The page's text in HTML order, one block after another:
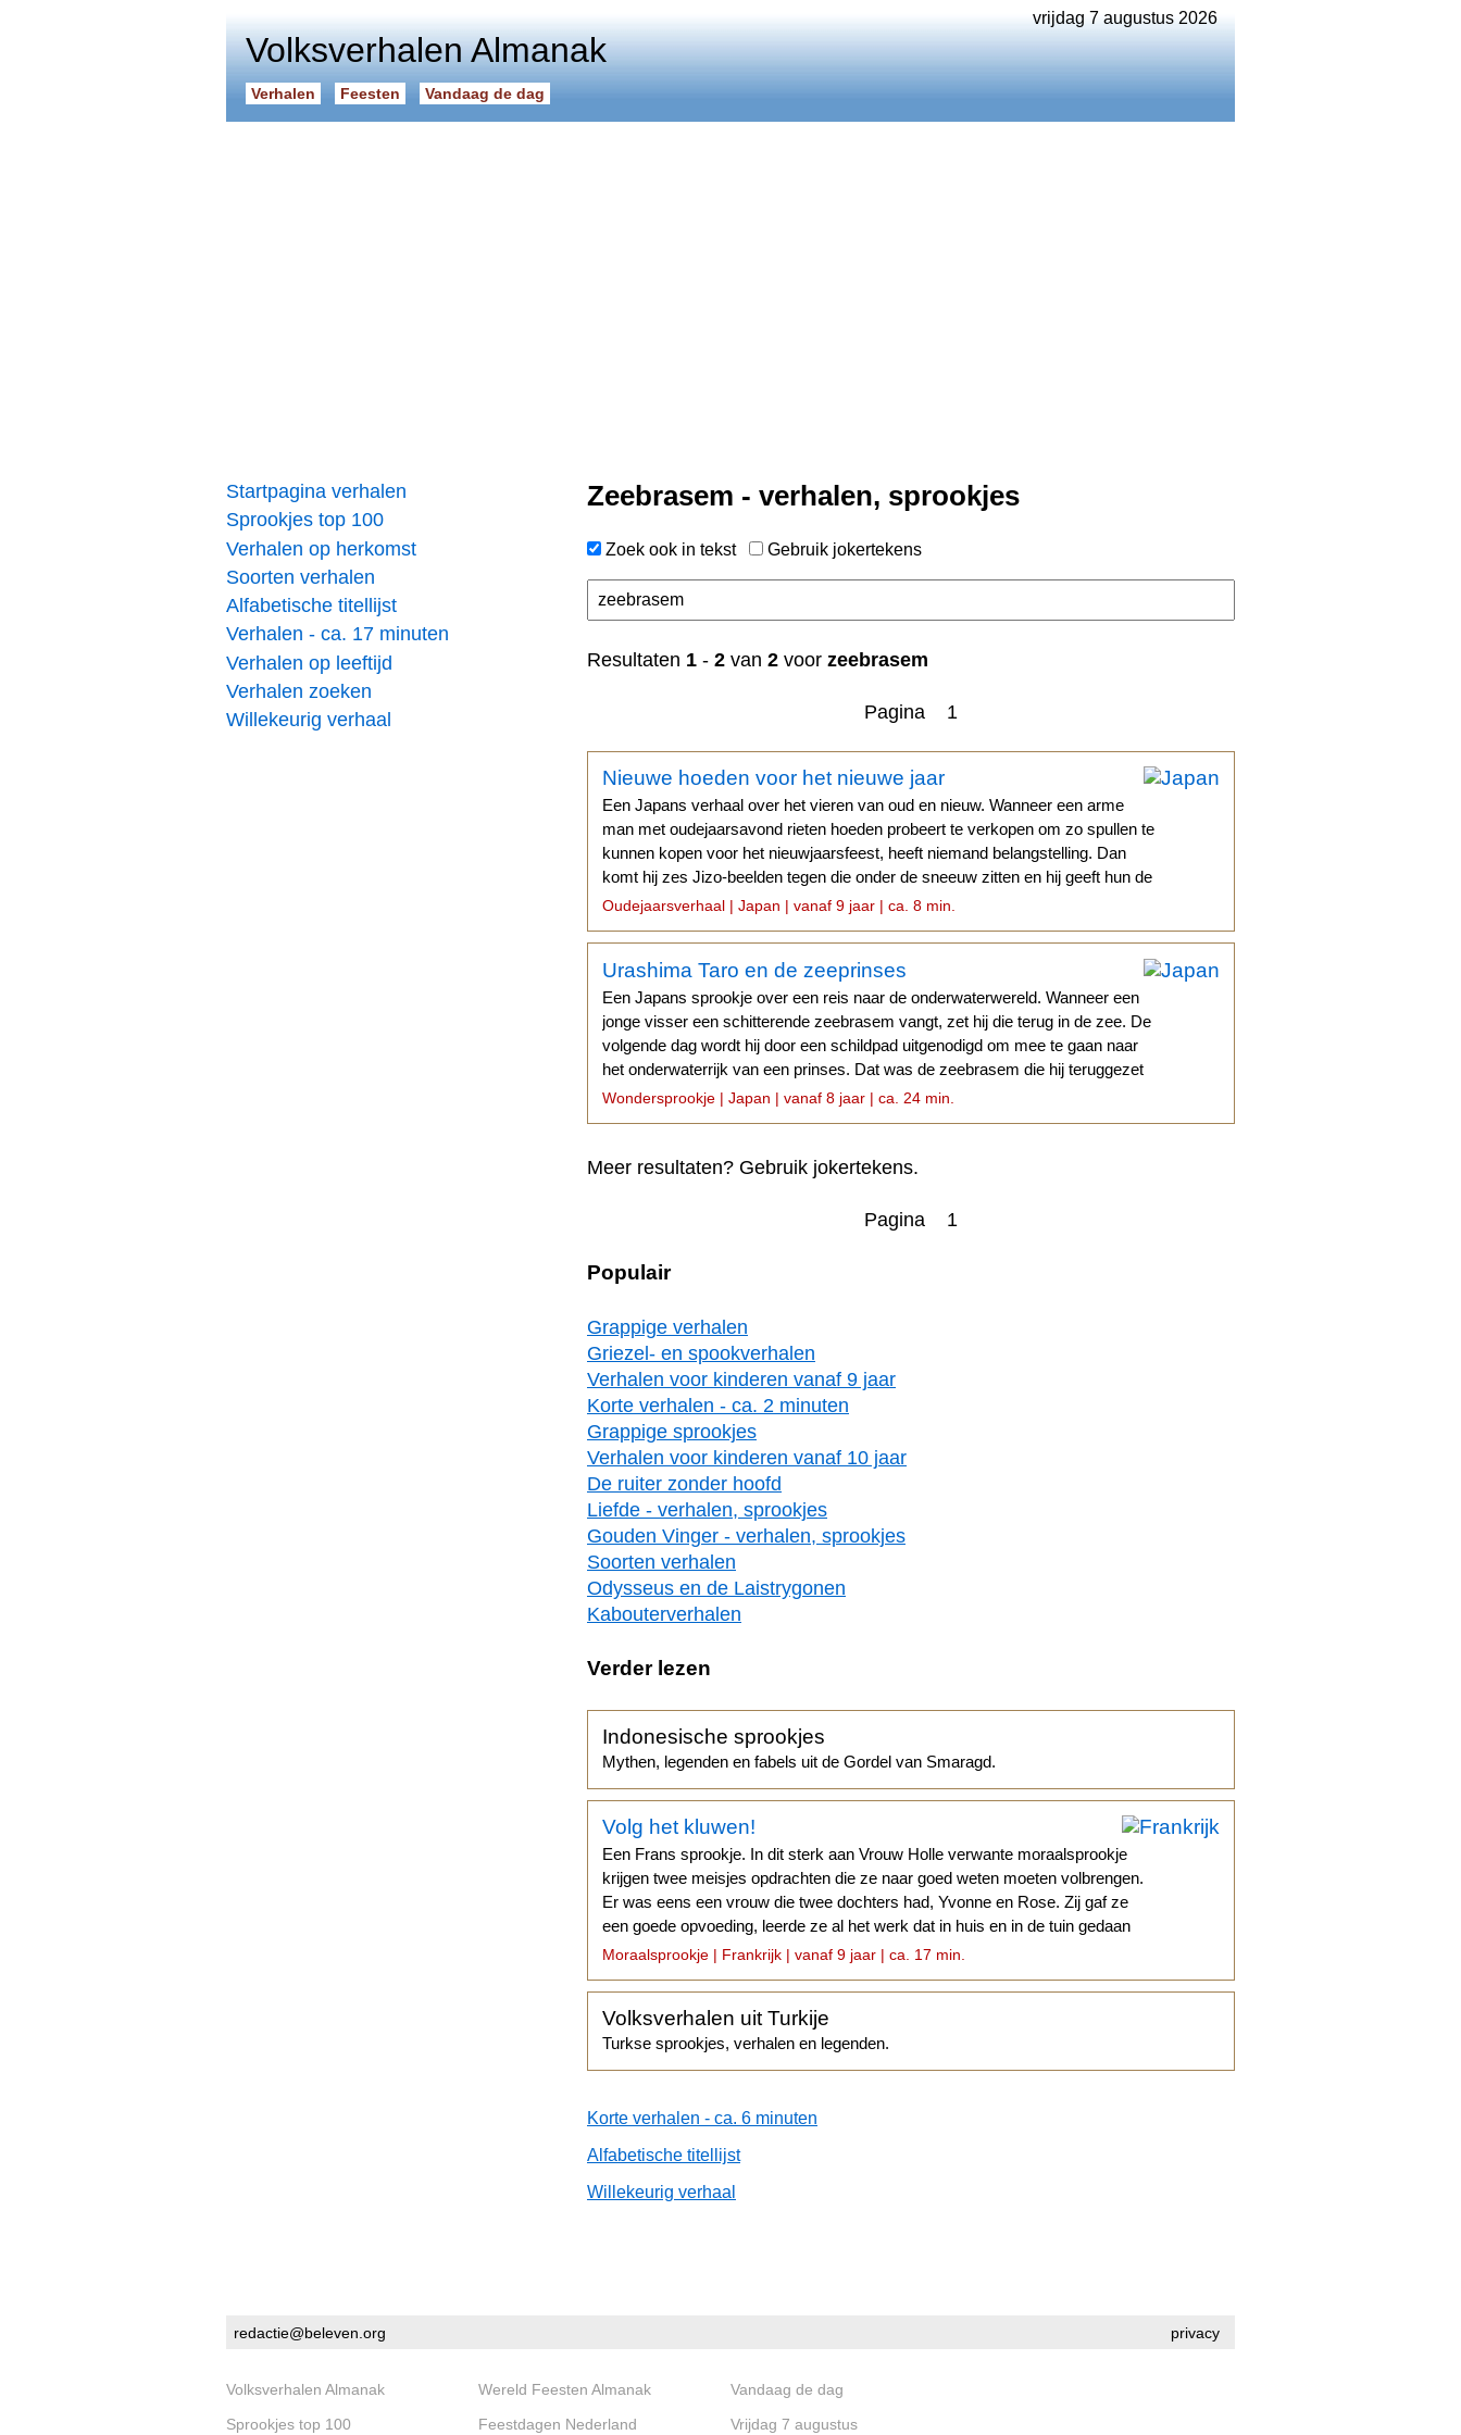
vrijdag 7 augustus 2026
Volksverhalen Almanak
Verhalen Feesten Vandaag de dag
Startpagina verhalen
Sprookjes top 100
Verhalen op herkomst
Soorten verhalen
Alfabetische titellijst
Verhalen - ca. 17 minuten
Verhalen op leeftijd
Verhalen zoeken
Willekeurig verhaal
Zeebrasem - verhalen, sprookjes
Zoek ook in tekst Gebruik jokertekens
Resultaten 1 - 2 van 2 voor zeebrasem
Pagina 1
Nieuwe hoeden voor het nieuwe jaar
Een Japans verhaal over het vieren van oud en nieuw. Wanneer een arme
man met oudejaarsavond rieten hoeden probeert te verkopen om zo spullen te
kunnen kopen voor het nieuwjaarsfeest, heeft niemand belangstelling. Dan
komt hij zes Jizo-beelden tegen die onder de sneeuw zitten en hij geeft hun de
hoeden.
Oudejaarsverhaal | Japan | vanaf 9 jaar | ca. 8 min.
Urashima Taro en de zeeprinses
Een Japans sprookje over een reis naar de onderwaterwereld. Wanneer een
jonge visser een schitterende zeebrasem vangt, zet hij die terug in de zee. De
volgende dag wordt hij door een schildpad uitgenodigd om mee te gaan naar
het onderwaterrijk van een prinses. Dat was de zeebrasem die hij teruggezet
had.
Wondersprookje | Japan | vanaf 8 jaar | ca. 24 min.
Meer resultaten? Gebruik jokertekens.
Pagina 1
Populair
Grappige verhalen
Griezel- en spookverhalen
Verhalen voor kinderen vanaf 9 jaar
Korte verhalen - ca. 2 minuten
Grappige sprookjes
Verhalen voor kinderen vanaf 10 jaar
De ruiter zonder hoofd
Liefde - verhalen, sprookjes
Gouden Vinger - verhalen, sprookjes
Soorten verhalen
Odysseus en de Laistrygonen
Kabouterverhalen
Verder lezen
Indonesische sprookjes
Mythen, legenden en fabels uit de Gordel van Smaragd.
Volg het kluwen!
Een Frans sprookje. In dit sterk aan Vrouw Holle verwante moraalsprookje
krijgen twee meisjes opdrachten die ze naar goed weten moeten volbrengen.
Er was eens een vrouw die twee dochters had, Yvonne en Rose. Zij gaf ze
een goede opvoeding, leerde ze al het werk dat in huis en in de tuin gedaan
moest worden...
Moraalsprookje | Frankrijk | vanaf 9 jaar | ca. 17 min.
Volksverhalen uit Turkije
Turkse sprookjes, verhalen en legenden.
Korte verhalen - ca. 6 minuten
Alfabetische titellijst
Willekeurig verhaal
privacy
redactie@beleven.org
Volksverhalen Almanak
Sprookjes top 100
Wereld Feesten Almanak
Feestdagen Nederland
Vandaag de dag
Vrijdag 7 augustus